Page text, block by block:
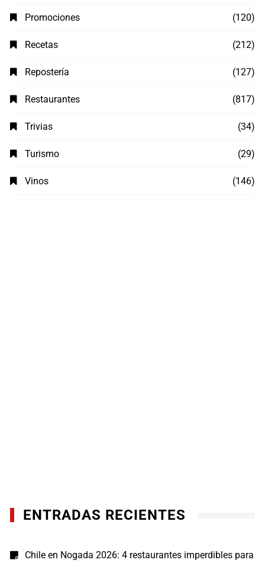
Promociones (120)
Recetas (212)
Repostería (127)
Restaurantes (817)
Trivias (34)
Turismo (29)
Vinos (146)
ENTRADAS RECIENTES
Chile en Nogada 2026: 4 restaurantes imperdibles para